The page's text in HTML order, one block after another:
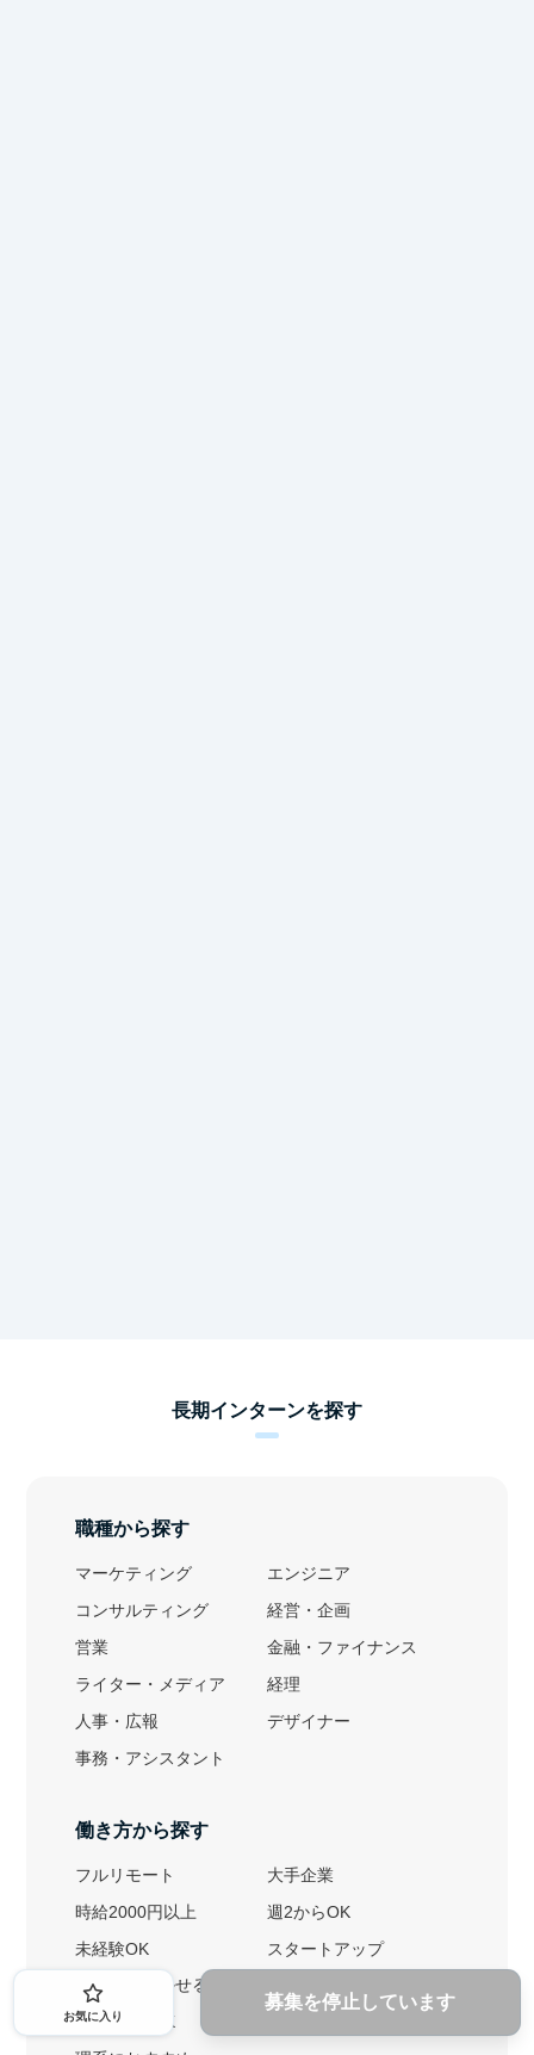
お気に入り
募集を停止しています
長期インターンを探す
職種から探す
マーケティング エンジニア
コンサルティング 経営・企画
営業 金融・ファイナンス
ライター・メディア 経理
人事・広報 デザイナー
事務・アシスタント
働き方から探す
フルリモート 大手企業
時給2000円以上 週2からOK
未経験OK スタートアップ
英語力を活かせる
1ヶ月からOK